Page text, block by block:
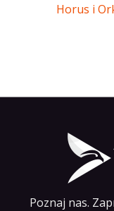
Horus i
Poznaj nas.